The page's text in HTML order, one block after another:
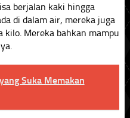
berjalan kaki hingga
di dalam air, mereka juga
kilo. Mereka bahkan mampu
Suka Memakan